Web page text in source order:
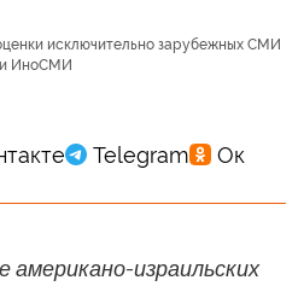
исключительно зарубежных СМИ
ИноСМИ
американо-израильских